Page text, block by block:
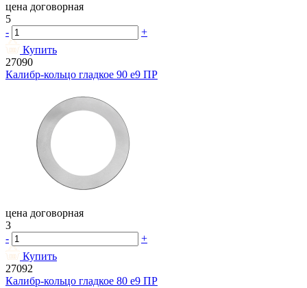
цена договорная
5
-
+
Купить
27090
Калибр-кольцо гладкое 90 e9 ПР
цена договорная
3
-
+
Купить
27092
Калибр-кольцо гладкое 80 e9 ПР